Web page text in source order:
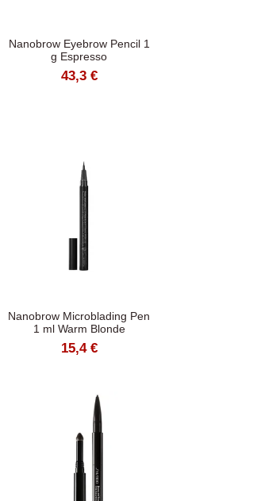
Nanobrow Eyebrow Pencil 1
g Espresso
43,3 €
Nanobrow Microblading Pen
1 ml Warm Blonde
15,4 €